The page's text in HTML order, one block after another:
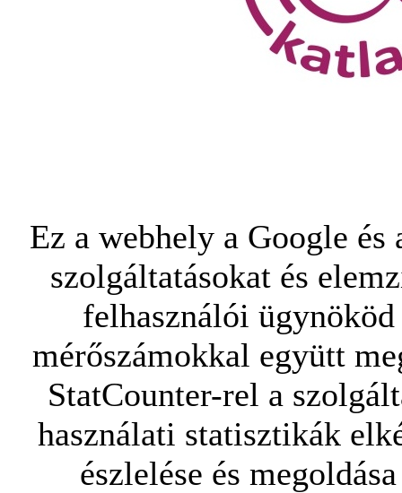
Ez a webhely a Google
szolgáltatásokat és
felhasználói
mérőszámokkal együtt
StatCounter-rel a
használati statisztikák
észlelése és